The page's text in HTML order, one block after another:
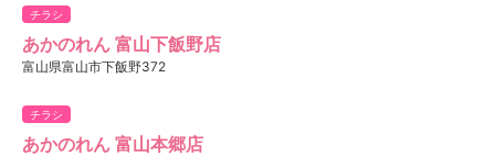
チラシ
あかのれん 富山下飯野店
富山県富山市下飯野372
チラシ
あかのれん 富山本郷店